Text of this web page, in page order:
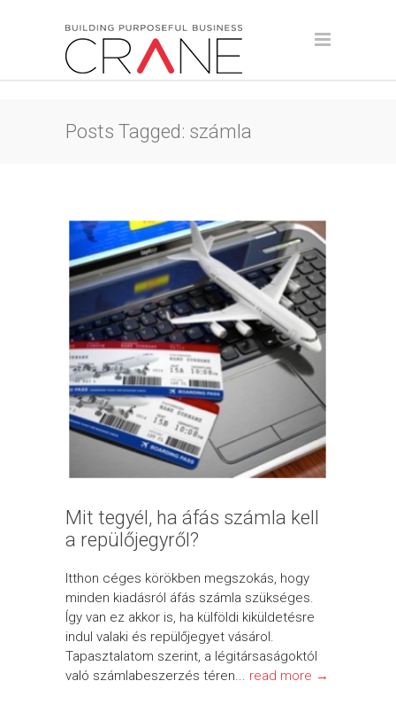
Posts Tagged: számla
Mit tegyél, ha áfás számla kell
a repülőjegyről?
Itthon céges körökben megszokás, hogy
minden kiadásról áfás számla szükséges.
Így van ez akkor is, ha külföldi kiküldetésre
indul valaki és repülőjegyet vásárol.
Tapasztalatom szerint, a légitársaságoktól
való számlabeszerzés téren... read more →